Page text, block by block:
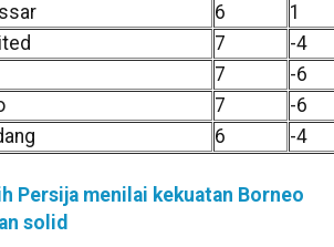
6
1
7
-4
7
-6
7
-6
6 -4
Persija menilai kekuatan Borneo
solid